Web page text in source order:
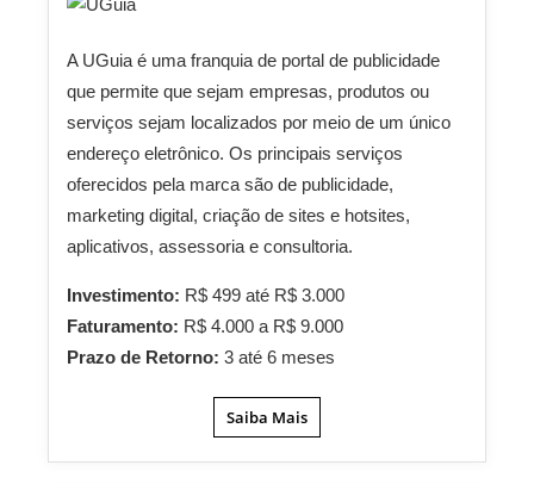
A UGuia é uma franquia de portal de publicidade
que permite que sejam empresas, produtos ou
serviços sejam localizados por meio de um único
endereço eletrônico. Os principais serviços
oferecidos pela marca são de publicidade,
marketing digital, criação de sites e hotsites,
aplicativos, assessoria e consultoria.
Investimento: R$ 499 até R$ 3.000
Faturamento: R$ 4.000 a R$ 9.000
Prazo de Retorno: 3 até 6 meses
Saiba Mais